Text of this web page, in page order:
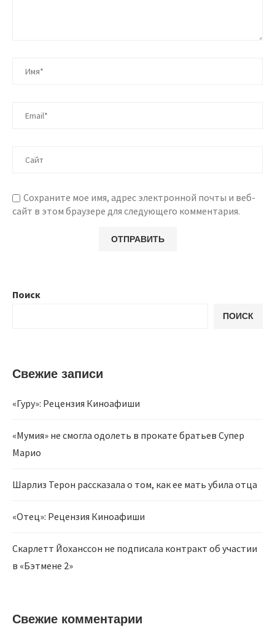
Сохраните мое имя, адрес электронной почты и веб-
сайт в этом браузере для следующего комментария.
Поиск
ПОИСК
Свежие записи
«Гуру»: Рецензия Киноафиши
«Мумия» не смогла одолеть в прокате братьев Супер
Марио
Шарлиз Терон рассказала о том, как ее мать убила отца
«Отец»: Рецензия Киноафиши
Скарлетт Йоханссон не подписала контракт об участии
в «Бэтмене 2»
Свежие комментарии